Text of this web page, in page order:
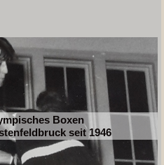
Boxen
seit 1946